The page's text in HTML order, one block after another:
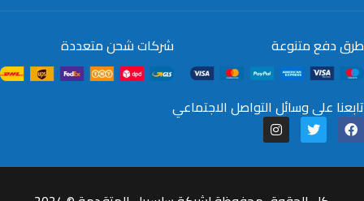
طرق دفع متنوعة شركات شحن متعددة
تابعنا على وسائل التواصل الاجتماعي